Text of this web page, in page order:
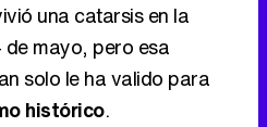
una catarsis en la
mayo, pero esa
solo le ha valido para
histórico.